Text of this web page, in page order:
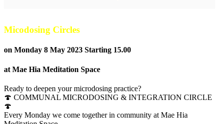
Micodosing Circles
on Monday 8 May 2023 Starting 15.00
at Mae Hia Meditation Space
Ready to deepen your microdosing practice?
🍄 COMMUNAL MICRODOSING & INTEGRATION CIRCLE
🍄
Every Monday we come together in community at Mae Hia